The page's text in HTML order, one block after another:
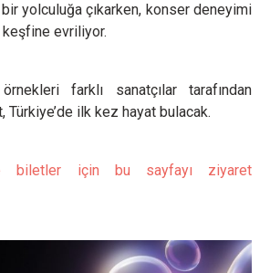
yolculuğa çıkarken, konser deneyimi
keşfine evriliyor.
farklı sanatçılar tarafından
Türkiye’de ilk kez hayat bulacak.
biletler için bu sayfayı ziyaret